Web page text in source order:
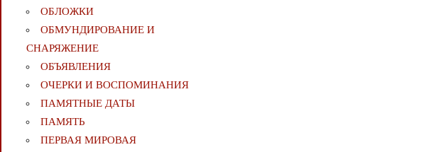
ОБЛОЖКИ
ОБМУНДИРОВАНИЕ И
СНАРЯЖЕНИЕ
ОБЪЯВЛЕНИЯ
ОЧЕРКИ И ВОСПОМИНАНИЯ
ПАМЯТНЫЕ ДАТЫ
ПАМЯТЬ
ПЕРВАЯ МИРОВАЯ